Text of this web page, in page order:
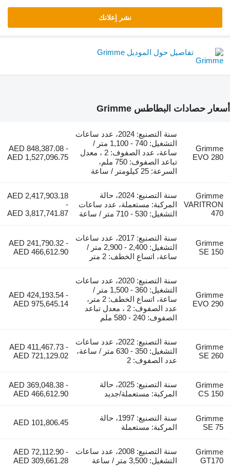
نشر إعلانك
تفاصيل حول الموديل Grimme
أسعار حصادات البطاطس Grimme
Grimme
EVO 280
سنة التصنيع: 2024، عدد ساعات
التشغيل: 740 - 1,100 متر /
ساعة، عدد الصفوف: 2 ، معدل
تباعد الصفوف: 750 ملم،
السرعة: 25 كيلومتر / ساعة
AED 848,387.08 -
AED 1,527,096.75
Grimme
VARITRON
470
سنة التصنيع: 2024، حالة
المركبة: مستعملة، عدد ساعات
التشغيل: 530 - 710 متر / ساعة
AED 2,417,903.18
-
AED 3,817,741.87
Grimme
SE 150
سنة التصنيع: 2017، عدد ساعات
التشغيل: 2,400 - 2,900 متر /
ساعة، اتساع الخطف: 2 متر
AED 241,790.32 -
AED 466,612.90
Grimme
EVO 290
سنة التصنيع: 2020، عدد ساعات
التشغيل: 360 - 1,500 متر /
ساعة، اتساع الخطف: 2 متر،
عدد الصفوف: 2 ، معدل تباعد
الصفوف: 240 - 580 ملم
AED 424,193.54 -
AED 975,645.14
Grimme
SE 260
سنة التصنيع: 2022، عدد ساعات
التشغيل: 350 - 630 متر / ساعة،
عدد الصفوف: 2
AED 411,467.73 -
AED 721,129.02
Grimme
CS 150
سنة التصنيع: 2025، حالة
المركبة: مستعملة/جديد
AED 369,048.38 -
AED 466,612.90
Grimme
SE 75
سنة التصنيع: 1997، حالة
المركبة: مستعملة
AED 101,806.45
Grimme
GT170
سنة التصنيع: 2008، عدد ساعات
التشغيل: 3,500 متر / ساعة
AED 72,112.90 -
AED 309,661.28